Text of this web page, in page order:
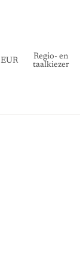
EUR
Regio- en
taalkiezer